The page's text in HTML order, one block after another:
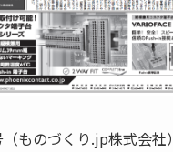
ものづくり.jp株式会